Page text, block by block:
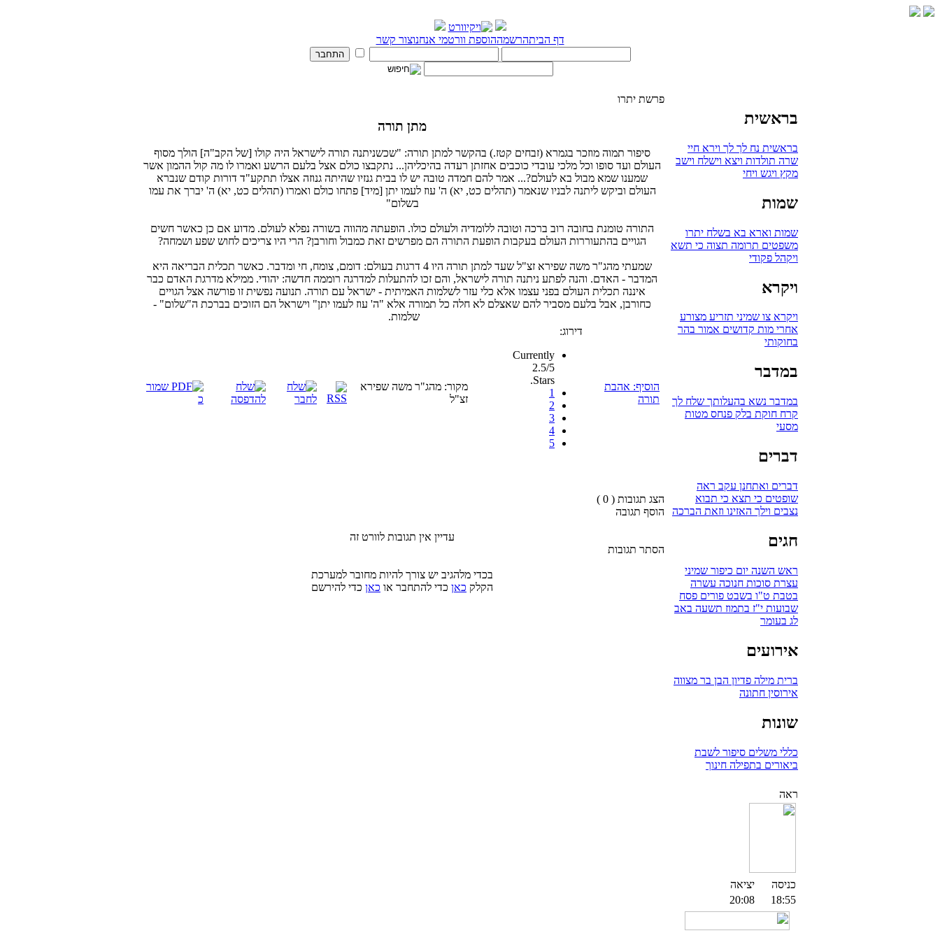
דף הביתהרשמההוספת וורטמי אנחנוצור קשר
בראשית
בראשית נח לך לך וירא חיי
שרה תולדות ויצא וישלח וישב
מקץ ויגש ויחי
שמות
שמות וארא בא בשלח יתרו
משפטים תרומה תצוה כי תשא
ויקהל פקודי
ויקרא
ויקרא צו שמיני תזריע מצורע
אחרי מות קדושים אמור בהר
בחוקותי
במדבר
במדבר נשא בהעלותך שלח לך
קרח חוקת בלק פנחס מטות
מסעי
דברים
דברים ואתחנן עקב ראה
שופטים כי תצא כי תבוא
נצבים וילך האזינו וזאת הברכה
חגים
ראש השנה יום כיפור שמיני
עצרת סוכות חנוכה עשרה
בטבת ט"ו בשבט פורים פסח
שבועות י"ז בתמוז תשעה באב
לג בעומר
אירועים
ברית מילה פדיון הבן בר מצווה
אירוסין חתונה
שונות
כללי משלים סיפור לשבת
ביאורים בתפילה חינוך
ראה
כניסה
יציאה
18:55
20:08
פרשת יתרו
מתן תורה
סיפור תמוה מוזכר בגמרא (זבחים קטז.) בהקשר למתן תורה: "שכשניתנה תורה לישראל היה קולו [של הקב"ה] הולך מסוף
העולם ועד סופו וכל מלכי עובדי כוכבים אחזתן רעדה בהיכליהן... נתקבצו כולם אצל בלעם הרשע ואמרו לו מה קול ההמון אשר
שמענו שמא מבול בא לעולם?... אמר להם חמדה טובה יש לו בבית גנזיו שהיתה גנוזה אצלו תתקע"ד דורות קודם שנברא
העולם וביקש ליתנה לבניו שנאמר (תהלים כט, יא) ה' עוז לעמו יתן [מיד] פתחו כולם ואמרו (תהלים כט, יא) ה' יברך את עמו
בשלום"
התורה טומנת בחובה רוב ברכה וטובה ללומדיה ולעולם כולו. הופעתה מהווה בשורה נפלא לעולם. מדוע אם כן כאשר חשים
הגויים בהתעוררות העולם בעקבות הופעת התורה הם מפרשים זאת כמבול וחורבן? הרי היו צריכים לחוש שפע ושמחה?
שמעתי מהג"ר משה שפירא זצ"ל שעד למתן תורה היו 4 דרגות בעולם: דומם, צומח, חי ומדבר. כאשר תכלית הבריאה היא
המדבר - האדם. והנה לפתע ניתנה תורה לישראל, והם זכו להתעלות למדרגה רוממה חדשה: יהודי. ממילא מדרגת האדם כבר
איננה תכלית העולם בפני עצמו אלא כלי עזר לשלמות האמיתית - ישראל עם תורה. תנועה נפשית זו פורשה אצל הגויים
כחורבן, אבל בלעם מסביר להם שאצלם לא חלה כל תמורה אלא "ה' עוז לעמו יתן" וישראל הם הזוכים בברכת ה"שלום" -
שלמות.
הוסיף: אהבת
תורה
דירוג:
Currently
2.5/5
Stars.
1
2
3
4
5
מקור: מהג"ר משה שפירא
זצ"ל
הצג תגובות ( 0 )
הוסף תגובה
עדיין אין תגובות לוורט זה
הסתר תגובות
בכדי מלהגיב יש צורך להיות מחובר למערכת
הקלק כאן כדי להתחבר או כאן כדי להירשם